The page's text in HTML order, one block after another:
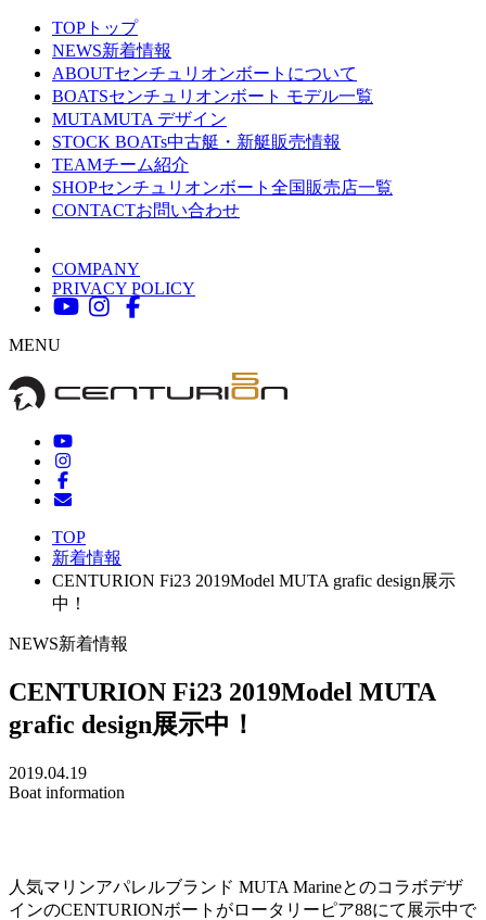
TOP トップ
NEWS新着情報
ABOUTセンチュリオンボートについて
BOATSセンチュリオンボート モデル一覧
MUTAMUTA デザイン
STOCK BOATs中古艇・新艇販売情報
TEAMチーム紹介
SHOPセンチュリオンボート全国販売店一覧
CONTACTお問い合わせ
COMPANY
PRIVACY POLICY
MENU
TOP
新着情報
CENTURION Fi23 2019Model MUTA grafic design展示
中！
NEWS新着情報
CENTURION Fi23 2019Model MUTA
grafic design展示中！
2019.04.19
Boat information
人気マリンアパレルブランド MUTA Marineとのコラボデザ
インのCENTURIONボートがロータリーピア88にて展示中で